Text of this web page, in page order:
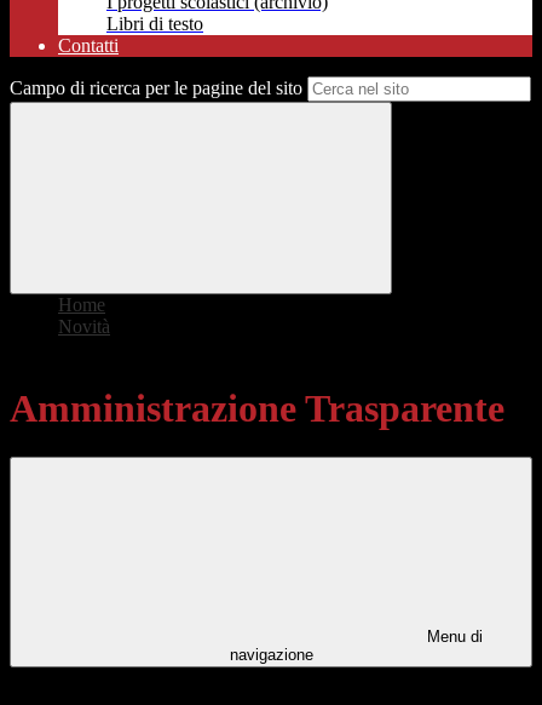
Libri di testo
Contatti
Campo di ricerca per le pagine del sito
Home
Novità
Amministrazione Trasparente
Menu di
navigazione